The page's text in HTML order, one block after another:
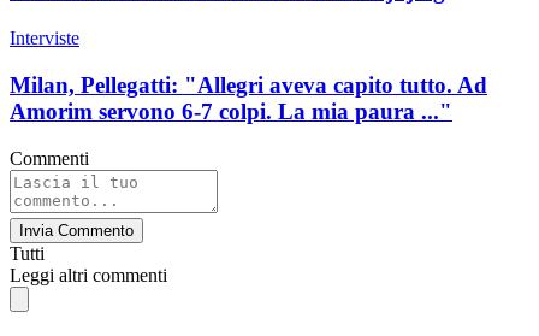
Interviste
Milan, Pellegatti: "Allegri aveva capito tutto. Ad
Amorim servono 6-7 colpi. La mia paura ..."
Commenti
Invia Commento
Tutti
Leggi altri commenti